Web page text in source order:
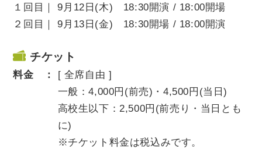
１回目｜ 9月12日(木) 18:30開演 / 18:00開場
２回目｜ 9月13日(金) 18:30開場 / 18:00開演
チケット
料金 ：
[ 全席自由 ]
一般：4,000円(前売)・4,500円(当日)
高校生以下：2,500円(前売り・当日とも
に)
※チケット料金は税込みです。